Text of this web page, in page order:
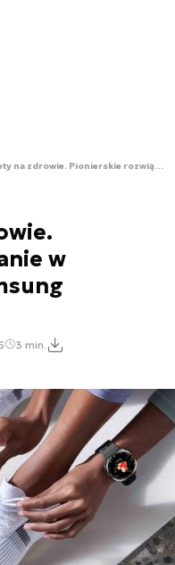
Wpływ diety na zdrowie. Pionierskie rozwiązanie w smartwatchach Samsung
w
3 min.